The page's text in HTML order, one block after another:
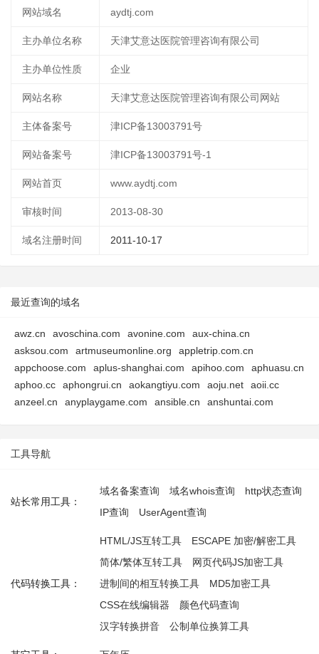
网站域名
aydtj.com
主办单位名称 天津艾意达医院管理咨询有限公司
主办单位性质 企业
网站名称 天津艾意达医院管理咨询有限公司网站
主体备案号 津ICP备13003791号
网站备案号 津ICP备13003791号-1
网站首页 www.aydtj.com
审核时间 2013-08-30
域名注册时间 2011-10-17
最近查询的域名
awz.cn avoschina.com avonine.com
aux-china.cn
asksou.com
artmuseumonline.org
appletrip.com.cn
appchoose.com
aplus-shanghai.com apihoo.com
aphuasu.cn
aphoo.cc
aphongrui.cn aokangtiyu.com aoju.net
aoii.cc
anzeel.cn
anyplaygame.com ansible.cn anshuntai.com
工具导航
站长常用工具：
域名备案查询 域名whois查询
http状态查询
IP查询
UserAgent查询
代码转换工具：
HTML/JS互转工具
ESCAPE 加密/解密工具
简体/繁体互转工具
网页代码JS加密工具
进制间的相互转换工具
MD5加密工具
CSS在线编辑器
颜色代码查询
汉字转换拼音
公制单位换算工具